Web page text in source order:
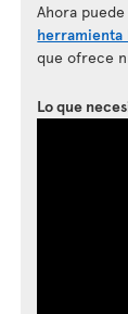
Ahora
herramienta
que ofrece
Lo que